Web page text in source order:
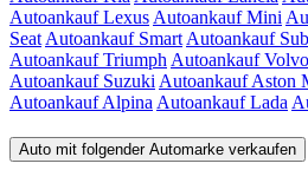
Autoankauf Lexus Autoankauf Mini
Seat Autoankauf Smart Autoankauf
Autoankauf Triumph Autoankauf Volvo
Autoankauf Suzuki Autoankauf Aston
Autoankauf Alpina Autoankauf Lada
Auto mit folgender Automarke verkaufen